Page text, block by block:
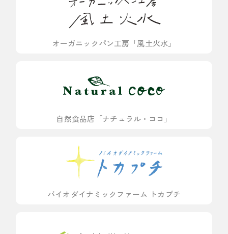
オーガニックパン工房「風土火水」
自然食品店「ナチュラル・ココ」
バイオダイナミックファーム トカプチ